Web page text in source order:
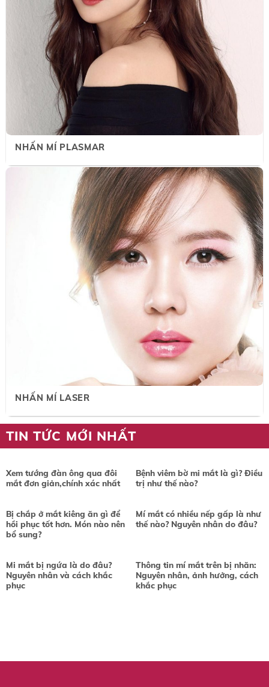
NHẤN MÍ PLASMAR
NHẤN MÍ LASER
TIN TỨC MỚI NHẤT
Xem tướng đàn ông qua đôi
mắt đơn giản,chính xác nhất
Bệnh viêm bờ mi mắt là gì? Điều
trị như thế nào?
Bị chắp ở mắt kiêng ăn gì để
hồi phục tốt hơn. Món nào nên
bổ sung?
Mí mắt có nhiều nếp gấp là như
thế nào? Nguyên nhân do đâu?
Mi mắt bị ngứa là do đâu?
Nguyên nhân và cách khắc
phục
Thông tin mí mắt trên bị nhăn:
Nguyên nhân, ảnh hưởng, cách
khắc phục